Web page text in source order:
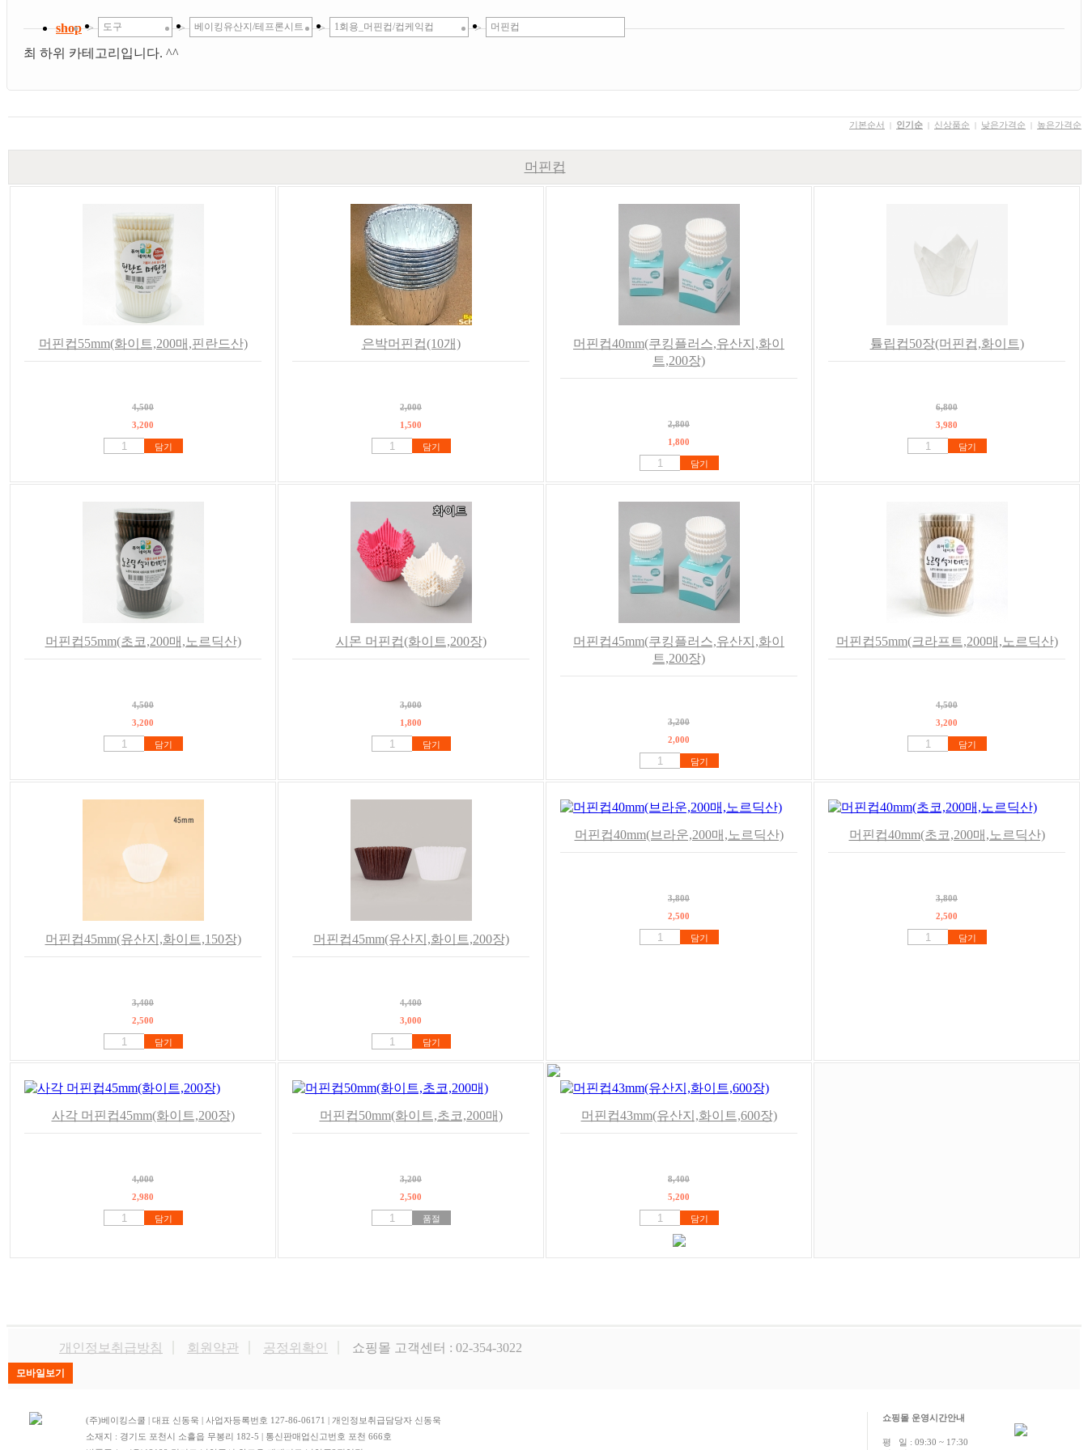
shop > 도구 > 베이킹유산지/테프론시트 > 1회용_머핀컵/컵케익컵 > 머핀컵
최 하위 카테고리입니다. ^^
기본순서 | 인기순 | 신상품순 | 낮은가격순 | 높은가격순
머핀컵
머핀컵55mm(화이트,200매,핀란드산)
4,500
3,200
담기
은박머핀컵(10개)
2,000
1,500
담기
머핀컵40mm(쿠킹플러스,유산지,화이
트,200장)
2,800
1,800
담기
튤립컵50장(머핀컵,화이트)
6,800
3,980
담기
머핀컵55mm(초코,200매,노르딕산)
4,500
3,200
담기
시몬 머핀컵(화이트,200장)
3,000
1,800
담기
머핀컵45mm(쿠킹플러스,유산지,화이
트,200장)
3,200
2,000
담기
머핀컵55mm(크라프트,200매,노르딕산)
4,500
3,200
담기
머핀컵45mm(유산지,화이트,150장)
3,400
2,500
담기
머핀컵45mm(유산지,화이트,200장)
4,400
3,000
담기
머핀컵40mm(브라운,200매,노르딕산)
3,800
2,500
담기
머핀컵40mm(초코,200매,노르딕산)
3,800
2,500
담기
사각 머핀컵45mm(화이트,200장)
4,000
2,980
담기
머핀컵50mm(화이트,초코,200매)
3,200
2,500
품절
머핀컵43mm(유산지,화이트,600장)
8,400
5,200
담기
개인정보취급방침 회원약관 공정위확인 쇼핑몰 고객센터 : 02-354-3022
(주)베이킹스쿨 | 대표 신동욱 | 사업자등록번호 127-86-06171 | 개인정보취급담당자 신동욱
소재지 : 경기도 포천시 소흘읍 무봉리 182-5 | 통신판매업신고번호 포천 666호
쇼핑몰 운영시간안내
평 일 : 09:30 ~ 17:30